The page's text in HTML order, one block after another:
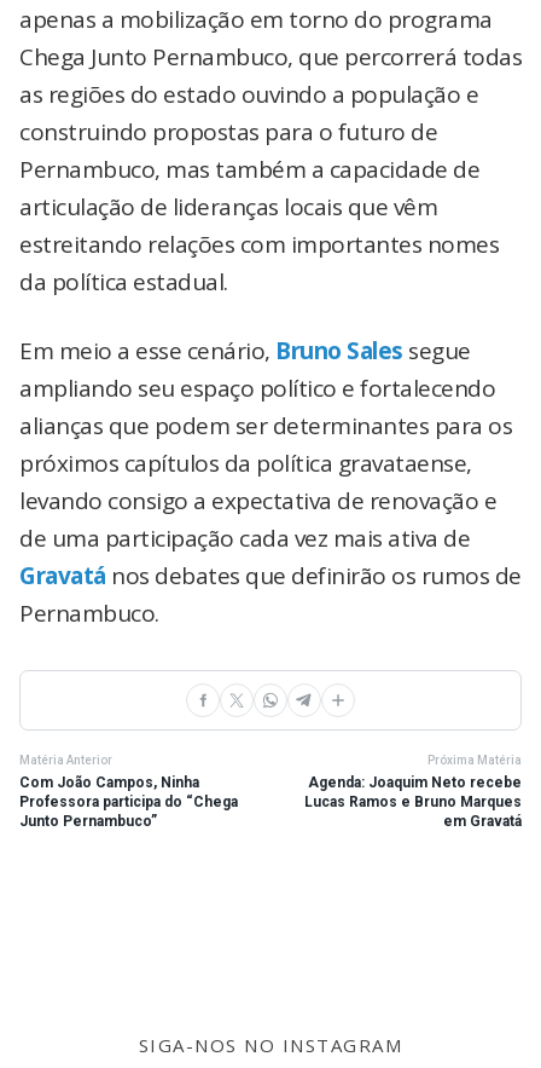
apenas a mobilização em torno do programa
Chega Junto Pernambuco, que percorrerá todas
as regiões do estado ouvindo a população e
construindo propostas para o futuro de
Pernambuco, mas também a capacidade de
articulação de lideranças locais que vêm
estreitando relações com importantes nomes
da política estadual.
Em meio a esse cenário, Bruno Sales segue
ampliando seu espaço político e fortalecendo
alianças que podem ser determinantes para os
próximos capítulos da política gravataense,
levando consigo a expectativa de renovação e
de uma participação cada vez mais ativa de
Gravatá nos debates que definirão os rumos de
Pernambuco.
Matéria Anterior
Com João Campos, Ninha
Professora participa do “Chega
Junto Pernambuco”
Próxima Matéria
Agenda: Joaquim Neto recebe
Lucas Ramos e Bruno Marques
em Gravatá
SIGA-NOS NO INSTAGRAM